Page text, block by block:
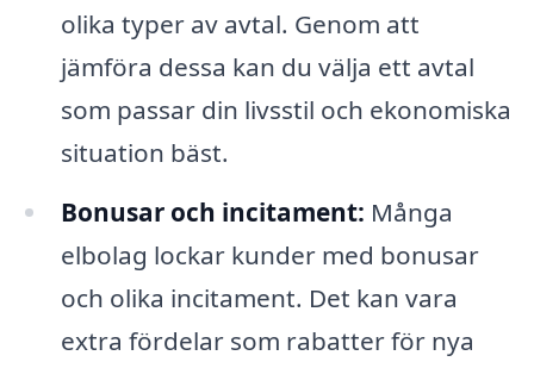
olika typer av avtal. Genom att
jämföra dessa kan du välja ett avtal
som passar din livsstil och ekonomiska
situation bäst.
Bonusar och incitament: Många
elbolag lockar kunder med bonusar
och olika incitament. Det kan vara
extra fördelar som rabatter för nya